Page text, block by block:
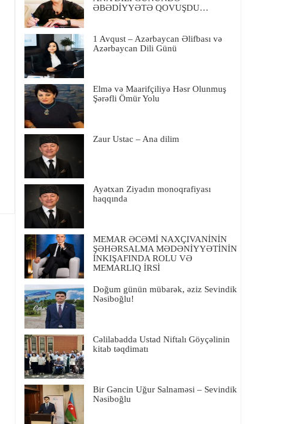
ƏBƏDİYYƏTƏ QOVUŞDU…
1 Avqust – Azərbaycan Əlifbası və
Azərbaycan Dili Günü
Elmə və Maarifçiliyə Həsr Olunmuş
Şərəfli Ömür Yolu
Zaur Ustac – Ana dilim
Ayətxan Ziyadın monoqrafiyası
haqqında
MEMAR ƏCƏMİ NAXÇIVANİNİN
ŞƏHƏRSALMA MƏDƏNİYYƏTİNİN
İNKIŞAFINDA ROLU VƏ
MEMARLIQ İRSİ
Doğum günün mübarək, əziz Sevindik
Nəsiboğlu!
Cəlilabadda Ustad Niftalı Göyçəlinin
kitab təqdimatı
Bir Gəncin Uğur Salnaməsi – Sevindik
Nəsiboğlu